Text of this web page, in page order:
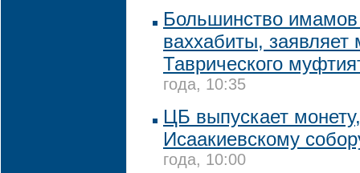
Большинство
ваххабиты, заявляет
Таврического
года, 10:35
ЦБ выпускает
Исаакиевскому
года, 10:00